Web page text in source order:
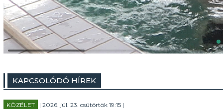
KAPCSOLÓDÓ HÍREK
KÖZÉLET | 2026. júl. 23. csütörtök 19:15 |